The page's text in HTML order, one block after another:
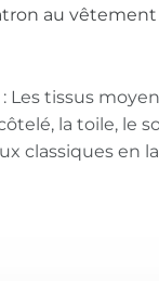
au
Les tissus
la toile, le
classiques en